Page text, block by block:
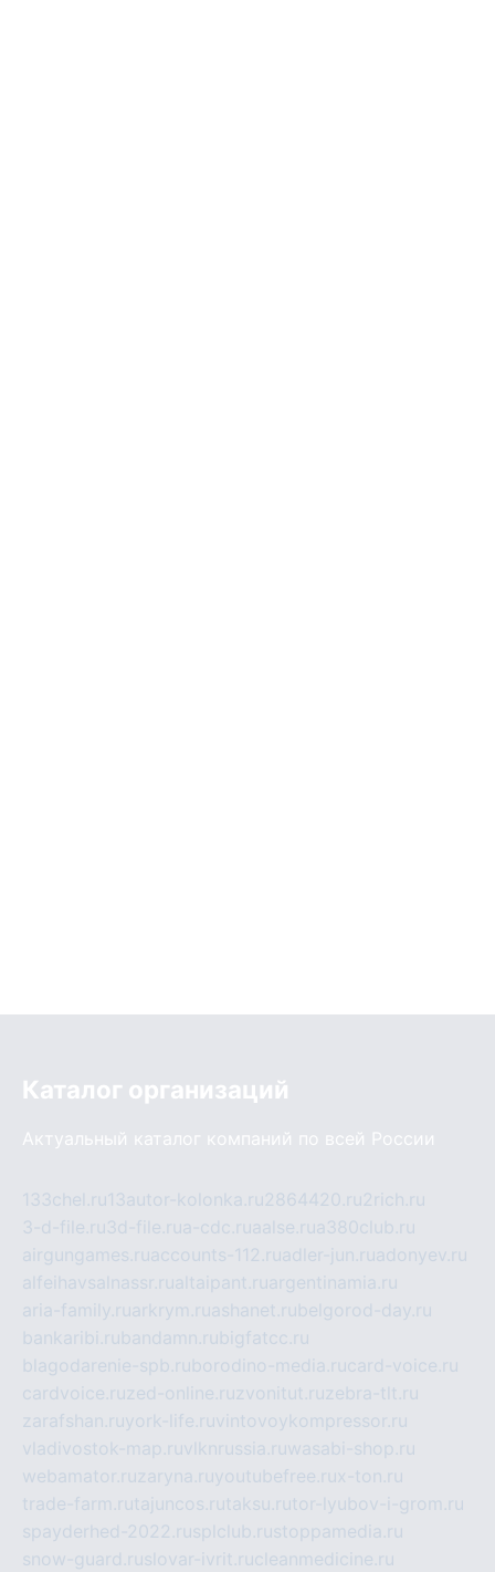
Каталог организаций
Актуальный каталог компаний по всей России
133chel.ru13autor-kolonka.ru2864420.ru2rich.ru
3-d-file.ru3d-file.rua-cdc.ruaalse.rua380club.ru
airgungames.ruaccounts-112.ruadler-jun.ruadonyev.ru
alfeihavsalnassr.rualtaipant.ruargentinamia.ru
aria-family.ruarkrym.ruashanet.rubelgorod-day.ru
bankaribi.rubandamn.rubigfatcc.ru
blagodarenie-spb.ruborodino-media.rucard-voice.ru
cardvoice.ruzed-online.ruzvonitut.ruzebra-tlt.ru
zarafshan.ruyork-life.ruvintovoykompressor.ru
vladivostok-map.ruvlknrussia.ruwasabi-shop.ru
webamator.ruzaryna.ruyoutubefree.rux-ton.ru
trade-farm.rutajuncos.rutaksu.rutor-lyubov-i-grom.ru
spayderhed-2022.rusplclub.rustoppamedia.ru
snow-guard.ruslovar-ivrit.rucleanmedicine.ru